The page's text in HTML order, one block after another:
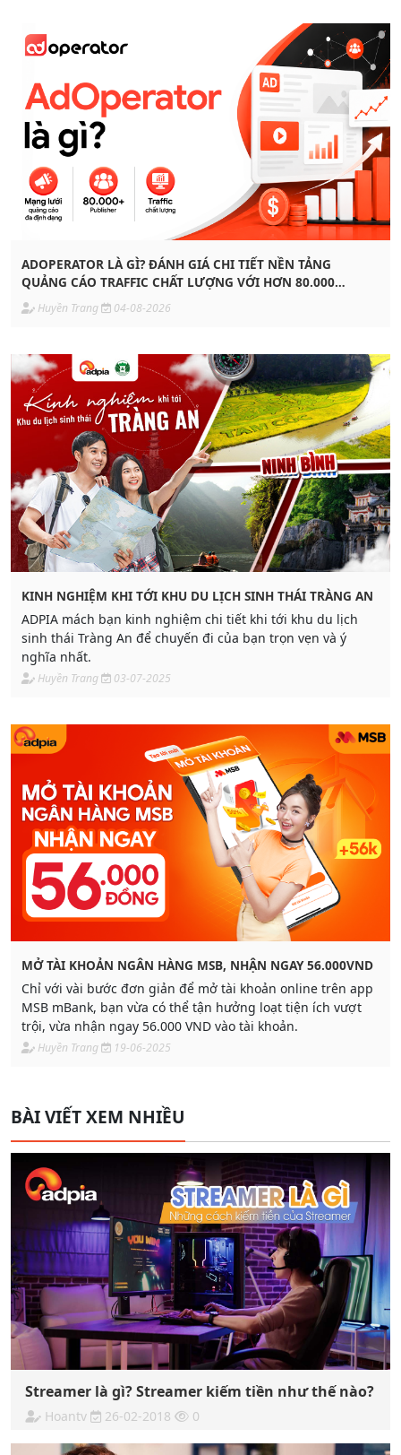
ADOPERATOR LÀ GÌ? ĐÁNH GIÁ CHI TIẾT NỀN TẢNG
QUẢNG CÁO TRAFFIC CHẤT LƯỢNG VỚI HƠN 80.000
PUBLISHER
Huyền Trang 04-08-2026
KINH NGHIỆM KHI TỚI KHU DU LỊCH SINH THÁI TRÀNG AN
ADPIA mách bạn kinh nghiệm chi tiết khi tới khu du lịch
sinh thái Tràng An để chuyến đi của bạn trọn vẹn và ý
nghĩa nhất.
Huyền Trang 03-07-2025
MỞ TÀI KHOẢN NGÂN HÀNG MSB, NHẬN NGAY 56.000VND
Chỉ với vài bước đơn giản để mở tài khoản online trên app
MSB mBank, bạn vừa có thể tận hưởng loạt tiện ích vượt
trội, vừa nhận ngay 56.000 VND vào tài khoản.
Huyền Trang 19-06-2025
BÀI VIẾT XEM NHIỀU
Streamer là gì? Streamer kiếm tiền như thế nào?
Hoantv 26-02-2018 0